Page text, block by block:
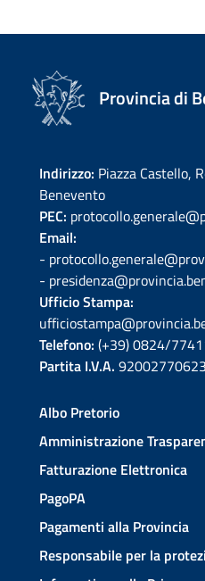
Provincia di
Indirizzo: Piazza Castello,
Benevento
PEC:
Email:
-
-
Ufficio Stampa:
Telefono: (+39) 0824/
Partita I.V.A. 92002770623
Albo Pretorio
Amministrazione
Fatturazione Elettronica
PagoPA
Pagamenti alla Provincia
Responsabile per la